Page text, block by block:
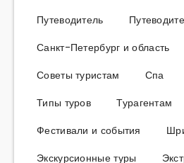
Путеводитель
Санкт-Петербург и область
Советы туристам
Спа
Типы туров
Турагентам
Фестивали и события
Экскурсионные туры